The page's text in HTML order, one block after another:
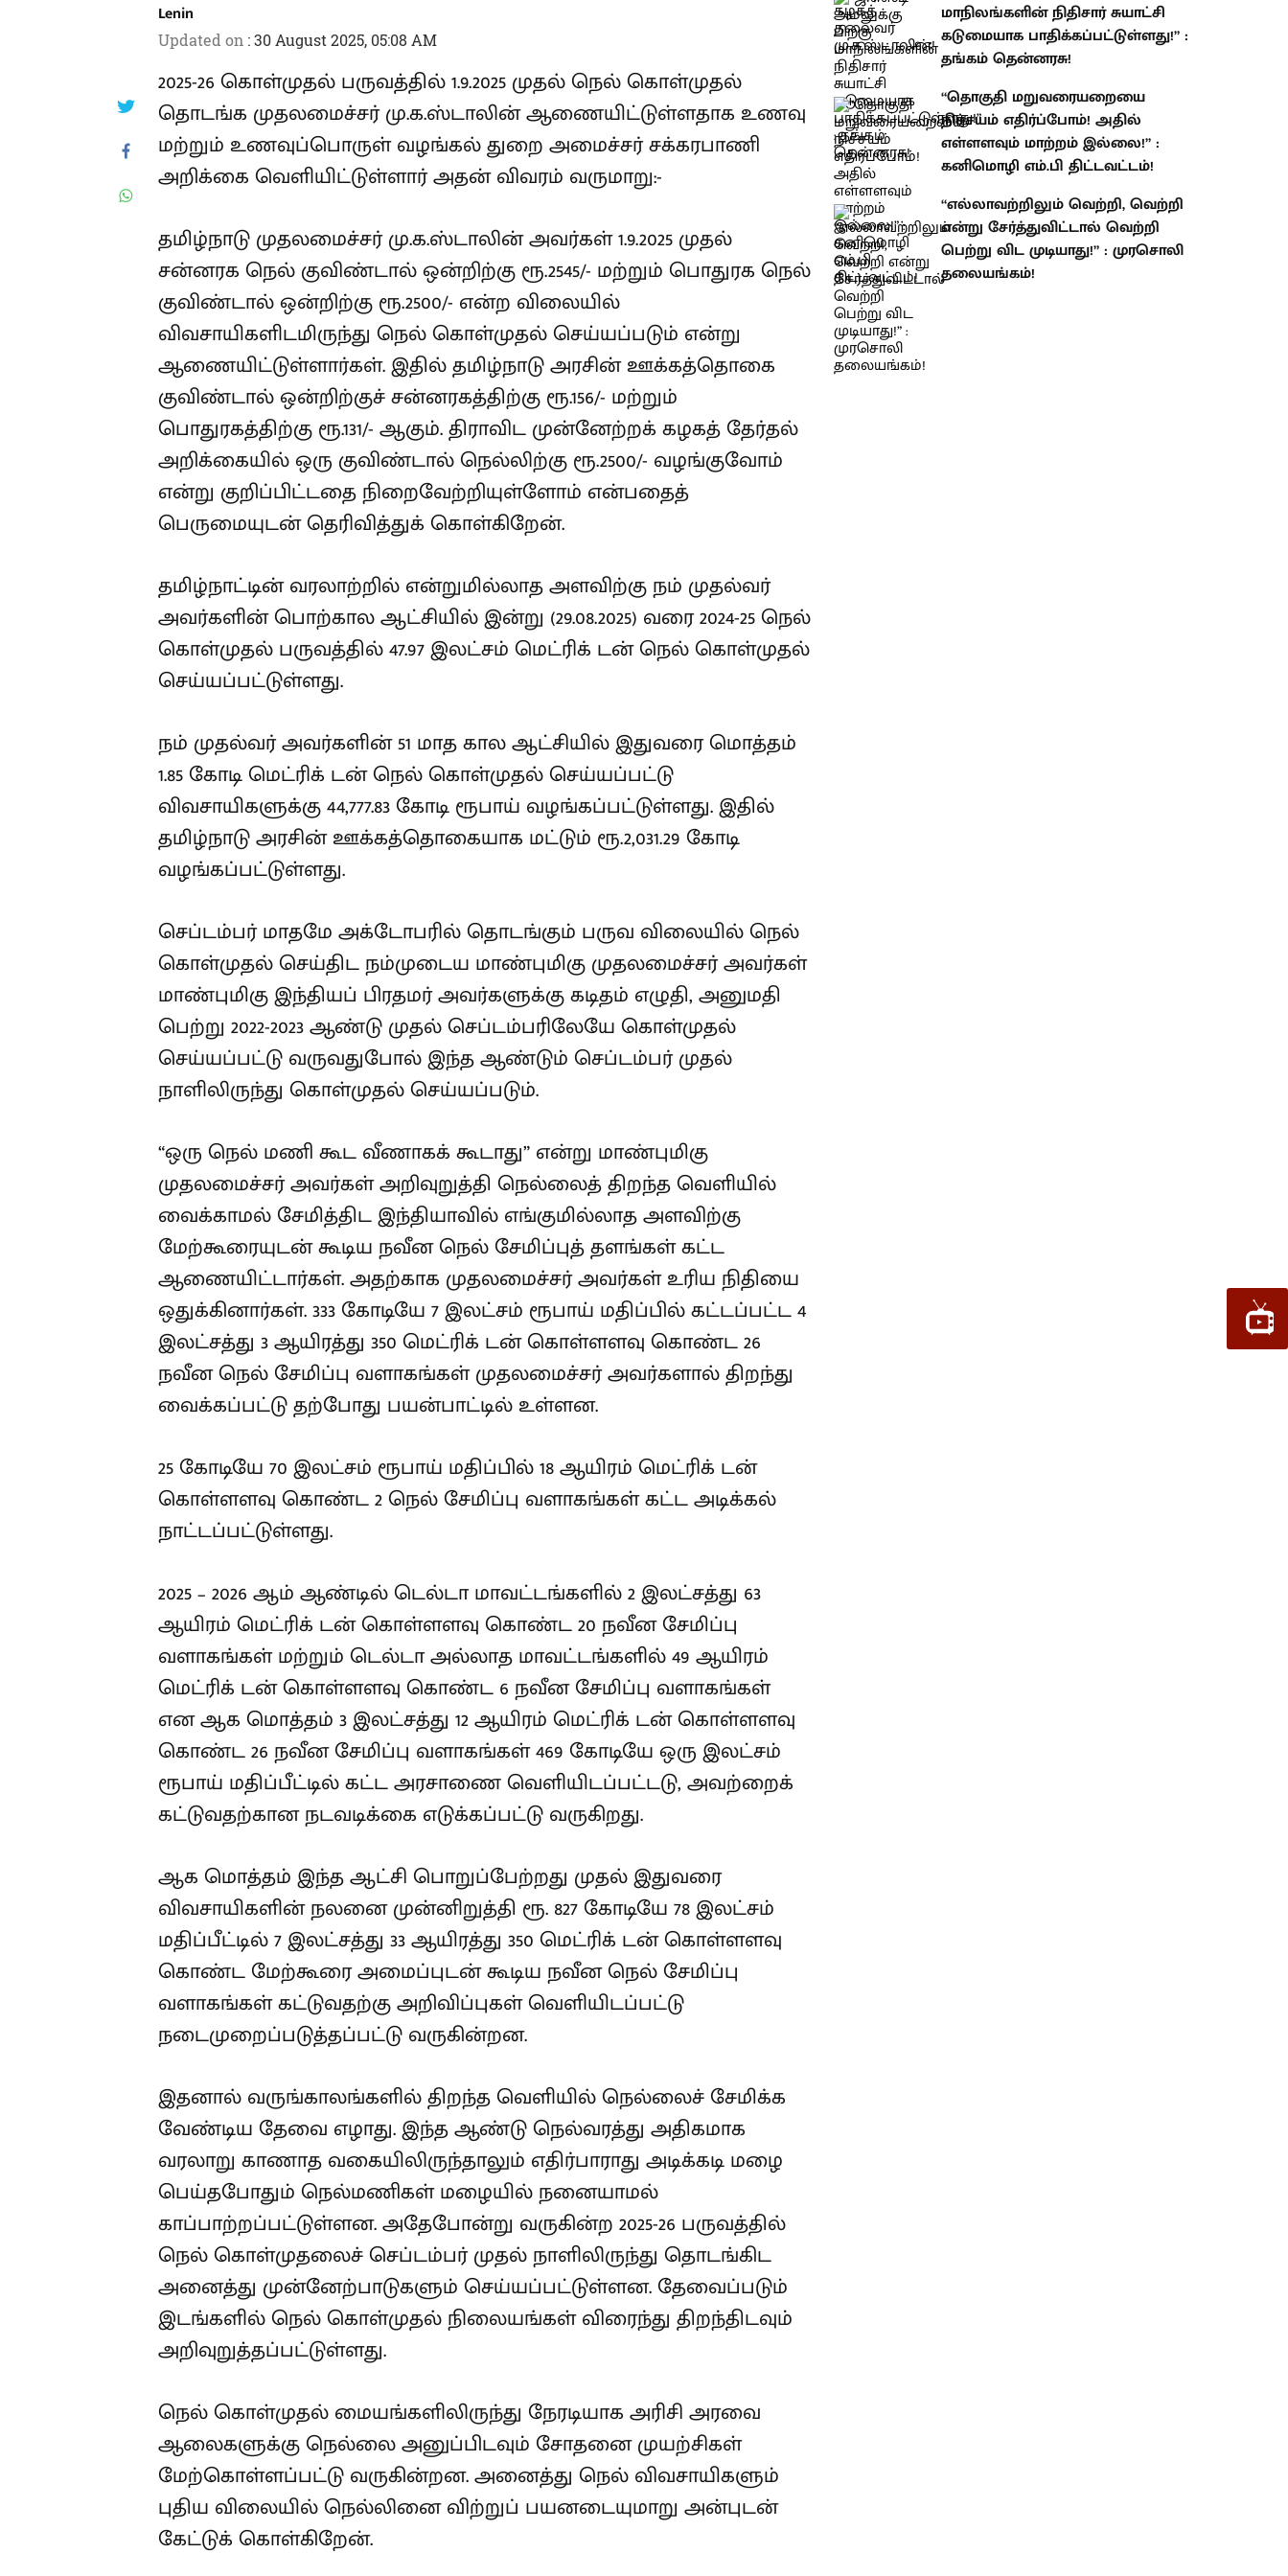
Lenin
Updated on :30 August 2025, 05:08 AM
2025-26 கொள்முதல் பருவத்தில் 1.9.2025 முதல் நெல் கொள்முதல்
தொடங்க முதலமைச்சர் மு.க.ஸ்டாலின் ஆணையிட்டுள்ளதாக உணவு
மற்றும் உணவுப்பொருள் வழங்கல் துறை அமைச்சர் சக்கரபாணி
அறிக்கை வெளியிட்டுள்ளார் அதன் விவரம் வருமாறு:-
தமிழ்நாடு முதலமைச்சர் மு.க.ஸ்டாலின் அவர்கள் 1.9.2025 முதல்
சன்னரக நெல் குவிண்டால் ஒன்றிற்கு ரூ.2545/- மற்றும் பொதுரக நெல்
குவிண்டால் ஒன்றிற்கு ரூ.2500/- என்ற விலையில்
விவசாயிகளிடமிருந்து நெல் கொள்முதல் செய்யப்படும் என்று
ஆணையிட்டுள்ளார்கள். இதில் தமிழ்நாடு அரசின் ஊக்கத்தொகை
குவிண்டால் ஒன்றிற்குச் சன்னரகத்திற்கு ரூ.156/- மற்றும்
பொதுரகத்திற்கு ரூ.131/- ஆகும். திராவிட முன்னேற்றக் கழகத் தேர்தல்
அறிக்கையில் ஒரு குவிண்டால் நெல்லிற்கு ரூ.2500/- வழங்குவோம்
என்று குறிப்பிட்டதை நிறைவேற்றியுள்ளோம் என்பதைத்
பெருமையுடன் தெரிவித்துக் கொள்கிறேன்.
தமிழ்நாட்டின் வரலாற்றில் என்றுமில்லாத அளவிற்கு நம் முதல்வர்
அவர்களின் பொற்கால ஆட்சியில் இன்று (29.08.2025) வரை 2024-25 நெல்
கொள்முதல் பருவத்தில் 47.97 இலட்சம் மெட்ரிக் டன் நெல் கொள்முதல்
செய்யப்பட்டுள்ளது.
நம் முதல்வர் அவர்களின் 51 மாத கால ஆட்சியில் இதுவரை மொத்தம்
1.85 கோடி மெட்ரிக் டன் நெல் கொள்முதல் செய்யப்பட்டு
விவசாயிகளுக்கு 44,777.83 கோடி ரூபாய் வழங்கப்பட்டுள்ளது. இதில்
தமிழ்நாடு அரசின் ஊக்கத்தொகையாக மட்டும் ரூ.2,031.29 கோடி
வழங்கப்பட்டுள்ளது.
செப்டம்பர் மாதமே அக்டோபரில் தொடங்கும் பருவ விலையில் நெல்
கொள்முதல் செய்திட நம்முடைய மாண்புமிகு முதலமைச்சர் அவர்கள்
மாண்புமிகு இந்தியப் பிரதமர் அவர்களுக்கு கடிதம் எழுதி, அனுமதி
பெற்று 2022-2023 ஆண்டு முதல் செப்டம்பரிலேயே கொள்முதல்
செய்யப்பட்டு வருவதுபோல் இந்த ஆண்டும் செப்டம்பர் முதல்
நாளிலிருந்து கொள்முதல் செய்யப்படும்.
“ஒரு நெல் மணி கூட வீணாகக் கூடாது” என்று மாண்புமிகு
முதலமைச்சர் அவர்கள் அறிவுறுத்தி நெல்லைத் திறந்த வெளியில்
வைக்காமல் சேமித்திட இந்தியாவில் எங்குமில்லாத அளவிற்கு
மேற்கூரையுடன் கூடிய நவீன நெல் சேமிப்புத் தளங்கள் கட்ட
ஆணையிட்டார்கள். அதற்காக முதலமைச்சர் அவர்கள் உரிய நிதியை
ஒதுக்கினார்கள். 333 கோடியே 7 இலட்சம் ரூபாய் மதிப்பில் கட்டப்பட்ட 4
இலட்சத்து 3 ஆயிரத்து 350 மெட்ரிக் டன் கொள்ளளவு கொண்ட 26
நவீன நெல் சேமிப்பு வளாகங்கள் முதலமைச்சர் அவர்களால் திறந்து
வைக்கப்பட்டு தற்போது பயன்பாட்டில் உள்ளன.
25 கோடியே 70 இலட்சம் ரூபாய் மதிப்பில் 18 ஆயிரம் மெட்ரிக் டன்
கொள்ளளவு கொண்ட 2 நெல் சேமிப்பு வளாகங்கள் கட்ட அடிக்கல்
நாட்டப்பட்டுள்ளது.
2025 – 2026 ஆம் ஆண்டில் டெல்டா மாவட்டங்களில் 2 இலட்சத்து 63
ஆயிரம் மெட்ரிக் டன் கொள்ளளவு கொண்ட 20 நவீன சேமிப்பு
வளாகங்கள் மற்றும் டெல்டா அல்லாத மாவட்டங்களில் 49 ஆயிரம்
மெட்ரிக் டன் கொள்ளளவு கொண்ட 6 நவீன சேமிப்பு வளாகங்கள்
என ஆக மொத்தம் 3 இலட்சத்து 12 ஆயிரம் மெட்ரிக் டன் கொள்ளளவு
கொண்ட 26 நவீன சேமிப்பு வளாகங்கள் 469 கோடியே ஒரு இலட்சம்
ரூபாய் மதிப்பீட்டில் கட்ட அரசாணை வெளியிடப்பட்டடு, அவற்றைக்
கட்டுவதற்கான நடவடிக்கை எடுக்கப்பட்டு வருகிறது.
ஆக மொத்தம் இந்த ஆட்சி பொறுப்பேற்றது முதல் இதுவரை
விவசாயிகளின் நலனை முன்னிறுத்தி ரூ. 827 கோடியே 78 இலட்சம்
மதிப்பீட்டில் 7 இலட்சத்து 33 ஆயிரத்து 350 மெட்ரிக் டன் கொள்ளளவு
கொண்ட மேற்கூரை அமைப்புடன் கூடிய நவீன நெல் சேமிப்பு
வளாகங்கள் கட்டுவதற்கு அறிவிப்புகள் வெளியிடப்பட்டு
நடைமுறைப்படுத்தப்பட்டு வருகின்றன.
இதனால் வருங்காலங்களில் திறந்த வெளியில் நெல்லைச் சேமிக்க
வேண்டிய தேவை எழாது. இந்த ஆண்டு நெல்வரத்து அதிகமாக
வரலாறு காணாத வகையிலிருந்தாலும் எதிர்பாராது அடிக்கடி மழை
பெய்தபோதும் நெல்மணிகள் மழையில் நனையாமல்
காப்பாற்றப்பட்டுள்ளன. அதேபோன்று வருகின்ற 2025-26 பருவத்தில்
நெல் கொள்முதலைச் செப்டம்பர் முதல் நாளிலிருந்து தொடங்கிட
அனைத்து முன்னேற்பாடுகளும் செய்யப்பட்டுள்ளன. தேவைப்படும்
இடங்களில் நெல் கொள்முதல் நிலையங்கள் விரைந்து திறந்திடவும்
அறிவுறுத்தப்பட்டுள்ளது.
நெல் கொள்முதல் மையங்களிலிருந்து நேரடியாக அரிசி அரவை
ஆலைகளுக்கு நெல்லை அனுப்பிடவும் சோதனை முயற்சிகள்
மேற்கொள்ளப்பட்டு வருகின்றன. அனைத்து நெல் விவசாயிகளும்
புதிய விலையில் நெல்லினை விற்றுப் பயனடையுமாறு அன்புடன்
கேட்டுக் கொள்கிறேன்.
மாநிலங்களின் நிதிசார் சுயாட்சி
கடுமையாக பாதிக்கப்பட்டுள்ளது!” :
தங்கம் தென்னரசு!
“தொகுதி மறுவரையறையை
நிச்சயம் எதிர்ப்போம்! அதில்
எள்ளளவும் மாற்றம் இல்லை!” :
கனிமொழி எம்.பி திட்டவட்டம்!
“எல்லாவற்றிலும் வெற்றி, வெற்றி
என்று சேர்த்துவிட்டால் வெற்றி
பெற்று விட முடியாது!” : முரசொலி
தலையங்கம்!